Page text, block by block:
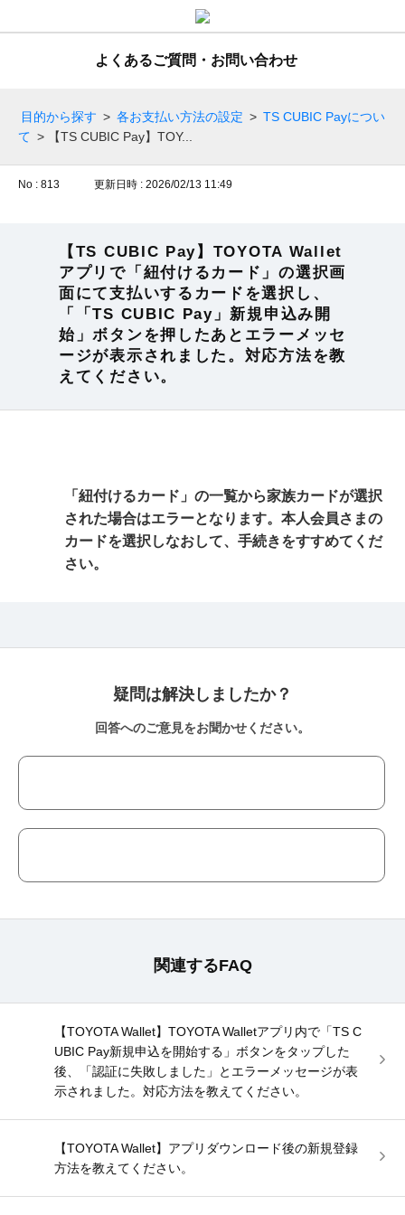
よくあるご質問・お問い合わせ
目的から探す > 各お支払い方法の設定 > TS CUBIC Payについ
て > 【TS CUBIC Pay】TOY...
No : 813 更新日時 : 2026/02/13 11:49
【TS CUBIC Pay】TOYOTA Wallet
アプリで「紐付けるカード」の選択画
面にて支払いするカードを選択し、
「「TS CUBIC Pay」新規申込み開
始」ボタンを押したあとエラーメッセ
ージが表示されました。対応方法を教
えてください。
「紐付けるカード」の一覧から家族カードが選択
された場合はエラーとなります。本人会員さまの
カードを選択しなおして、手続きをすすめてくだ
さい。
疑問は解決しましたか？
回答へのご意見をお聞かせください。
関連するFAQ
【TOYOTA Wallet】TOYOTA Walletアプリ内で「TS C
UBIC Pay新規申込を開始する」ボタンをタップした
後、「認証に失敗しました」とエラーメッセージが表
示されました。対応方法を教えてください。
【TOYOTA Wallet】アプリダウンロード後の新規登録
方法を教えてください。